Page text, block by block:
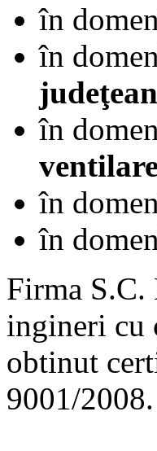
Apelati la serviciile
Ca lucrurile
Apelati la serviciile
Ca lucrurile
Ca lucrurile
Apelati la serviciile
în
în
judeţean
în
în
în
Firma
ingineri cu
obtinut
9001/2008.